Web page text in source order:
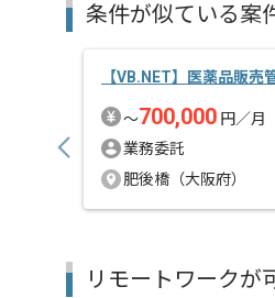
条件が似ている案
【VB.NET】医薬品販
〜700,000 円／月
業務委託
肥後橋（大阪府）
リモートワークが